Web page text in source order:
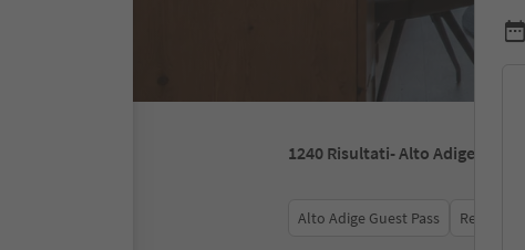
1240 Risultati- Alto Adige
Alto Adige Guest Pass Recensioni